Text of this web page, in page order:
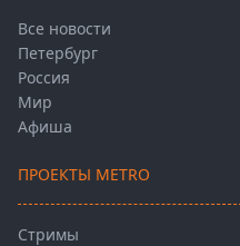
Все новости
Петербург
Россия
Мир
Афиша
ПРОЕКТЫ METRO
Стримы